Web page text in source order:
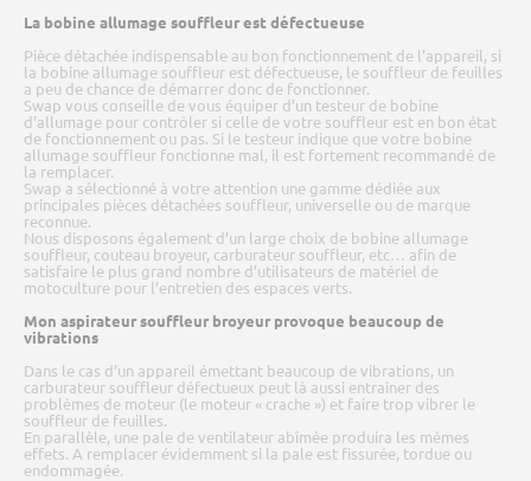
La bobine allumage souffleur est défectueuse
Pièce détachée indispensable au bon fonctionnement de l’appareil, si
la bobine allumage souffleur est défectueuse, le souffleur de feuilles
a peu de chance de démarrer donc de fonctionner.
Swap vous conseille de vous équiper d’un testeur de bobine
d’allumage pour contrôler si celle de votre souffleur est en bon état
de fonctionnement ou pas. Si le testeur indique que votre bobine
allumage souffleur fonctionne mal, il est fortement recommandé de
la remplacer.
Swap a sélectionné à votre attention une gamme dédiée aux
principales pièces détachées souffleur, universelle ou de marque
reconnue.
Nous disposons également d’un large choix de bobine allumage
souffleur, couteau broyeur, carburateur souffleur, etc… afin de
satisfaire le plus grand nombre d’utilisateurs de matériel de
motoculture pour l’entretien des espaces verts.
Mon aspirateur souffleur broyeur provoque beaucoup de
vibrations
Dans le cas d’un appareil émettant beaucoup de vibrations, un
carburateur souffleur défectueux peut là aussi entraîner des
problèmes de moteur (le moteur « crache ») et faire trop vibrer le
souffleur de feuilles.
En parallèle, une pale de ventilateur abîmée produira les mêmes
effets. A remplacer évidemment si la pale est fissurée, tordue ou
endommagée.